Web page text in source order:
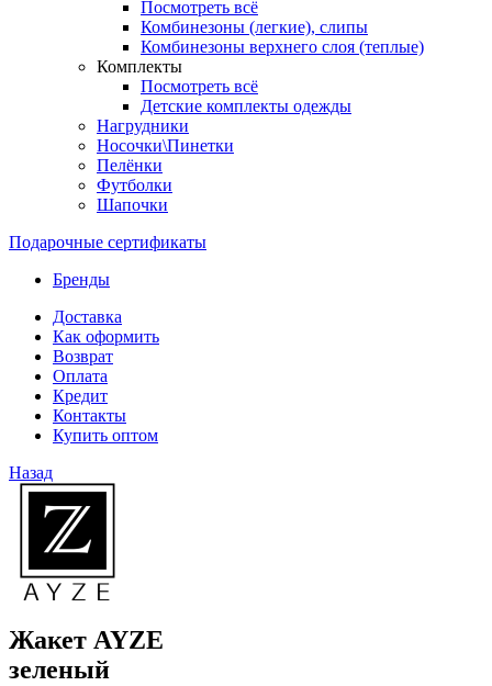
Посмотреть всё
Комбинезоны (легкие), слипы
Комбинезоны верхнего слоя (теплые)
Комплекты
Посмотреть всё
Детские комплекты одежды
Нагрудники
Носочки\Пинетки
Пелёнки
Футболки
Шапочки
Подарочные сертификаты
Бренды
Доставка
Как оформить
Возврат
Оплата
Кредит
Контакты
Купить оптом
Назад
Жакет AYZE
зеленый